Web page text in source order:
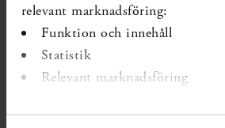
relevant marknadsföring:
Funktion och innehåll
Statistik
Relevant marknadsföring